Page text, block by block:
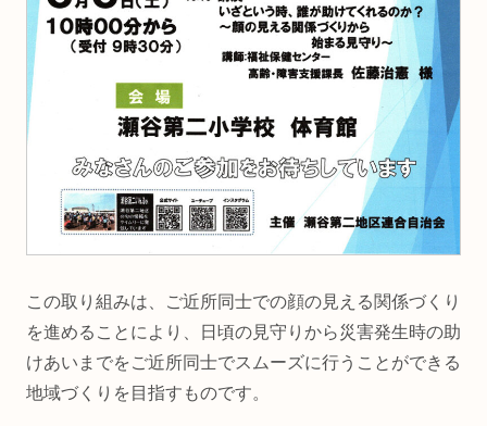
この取り組みは、ご近所同士での顔の見える関係づくり
を進めることにより、日頃の見守りから災害発生時の助
けあいまでをご近所同士でスムーズに行うことができる
地域づくりを目指すものです。